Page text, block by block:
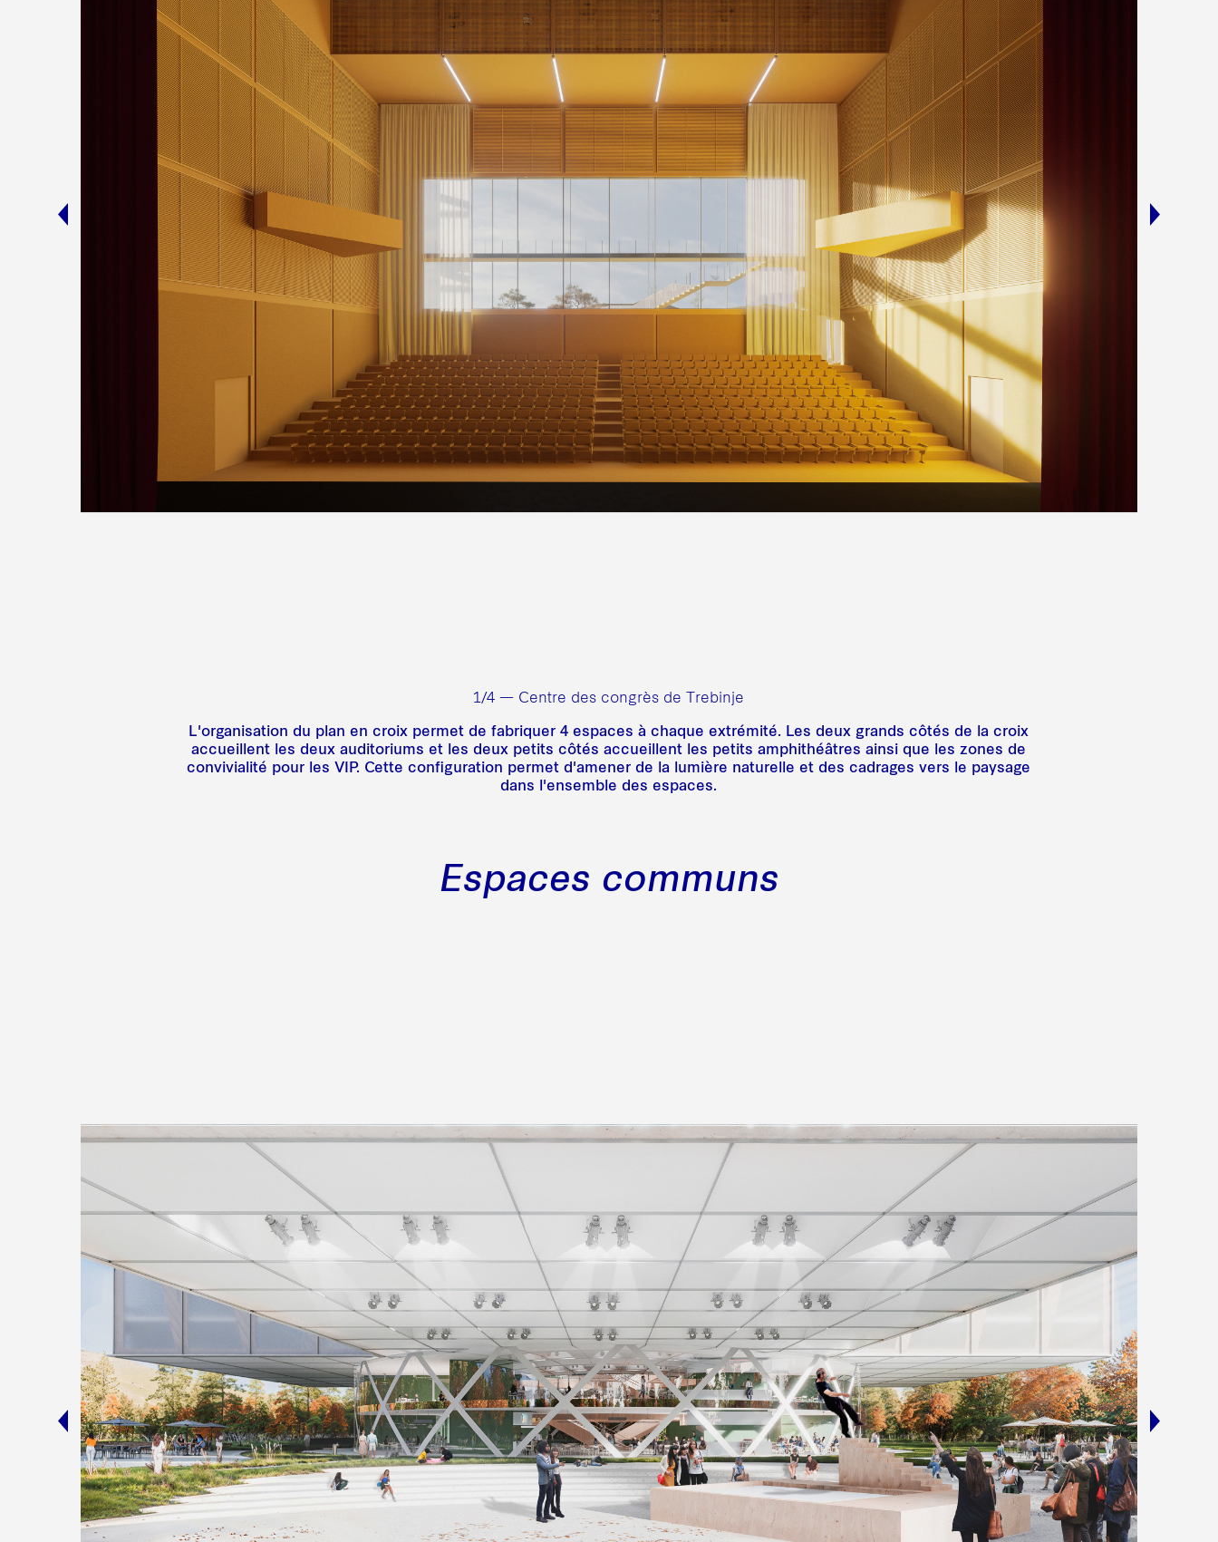
1/4 — Centre des congrès de Trebinje
L'organisation du plan en croix permet de fabriquer 4 espaces à chaque extrémité. Les deux grands côtés de la croix
accueillent les deux auditoriums et les deux petits côtés accueillent les petits amphithéâtres ainsi que les zones de
convivialité pour les VIP. Cette configuration permet d'amener de la lumière naturelle et des cadrages vers le paysage
dans l'ensemble des espaces.
Espaces communs